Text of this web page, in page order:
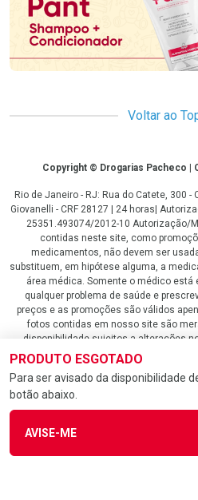
PRODUTO ESGOTADO
Para ser avisado da disponibilidade
botão abaixo.
AVISE-ME
Voltar ao
CopyrightCopyright © Drogarias Pacheco |
Rio de Janeiro - RJ: Rua do Catete, 300 -
Giovanelli - CRF 28127 | 24 horas|
25351.493074/2012-10 Autorização/
contidas neste site, como
medicamentos, não devem ser
substituem, em hipótese alguma, a
área médica. Somente o médico
qualquer problema de saúde e
preços e as promoções são válidos
fotos contidas em nosso site são
disponibilidade sujeitos a alterações
antimicrobianos vendas apenas em lojas
344 - 01/02/1999 - Ministério da Saúde.
de Vendas e Atendimento ao Cliente
LGPD Aceite os